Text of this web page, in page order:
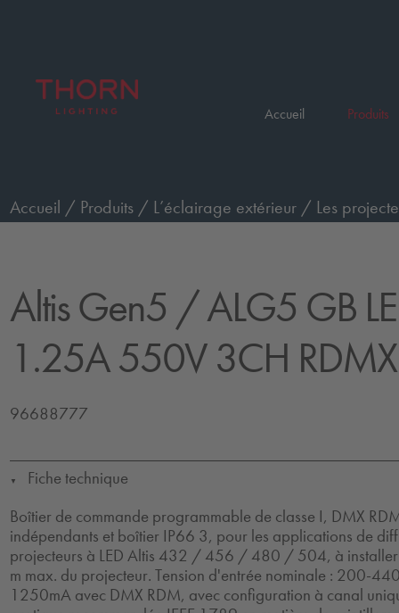
Accueil Produits
Accueil / Produits / L’éclairage extérieur / Les
Altis Gen5 / ALG5 GB
1.25A 550V 3CH RDMX
96688777
▼
Fiche technique
Boîtier de commande programmable de classe I, DMX
indépendants et boîtier IP66 3, pour les applications de
projecteurs à LED Altis 432 / 456 / 480 / 504, à
m max. du projecteur. Tension d'entrée nominale : 200-
1250mA avec DMX RDM, avec configuration à canal